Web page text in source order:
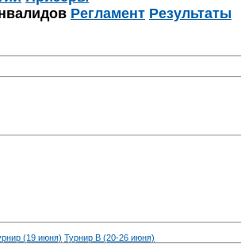
Регламент Результаты
(19 июня) Турнир B (20-26 июня)